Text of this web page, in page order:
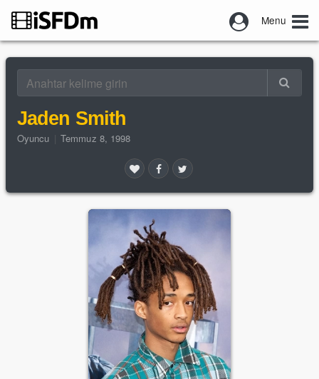
Menu
Jaden Smith
Oyuncu Temmuz 8, 1998